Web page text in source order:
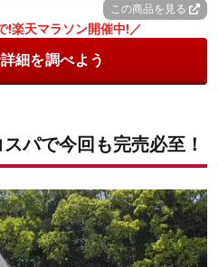
この商品を見る
!楽天マラソン開催中!／
細を調べよう
スパで今回も完売必至！